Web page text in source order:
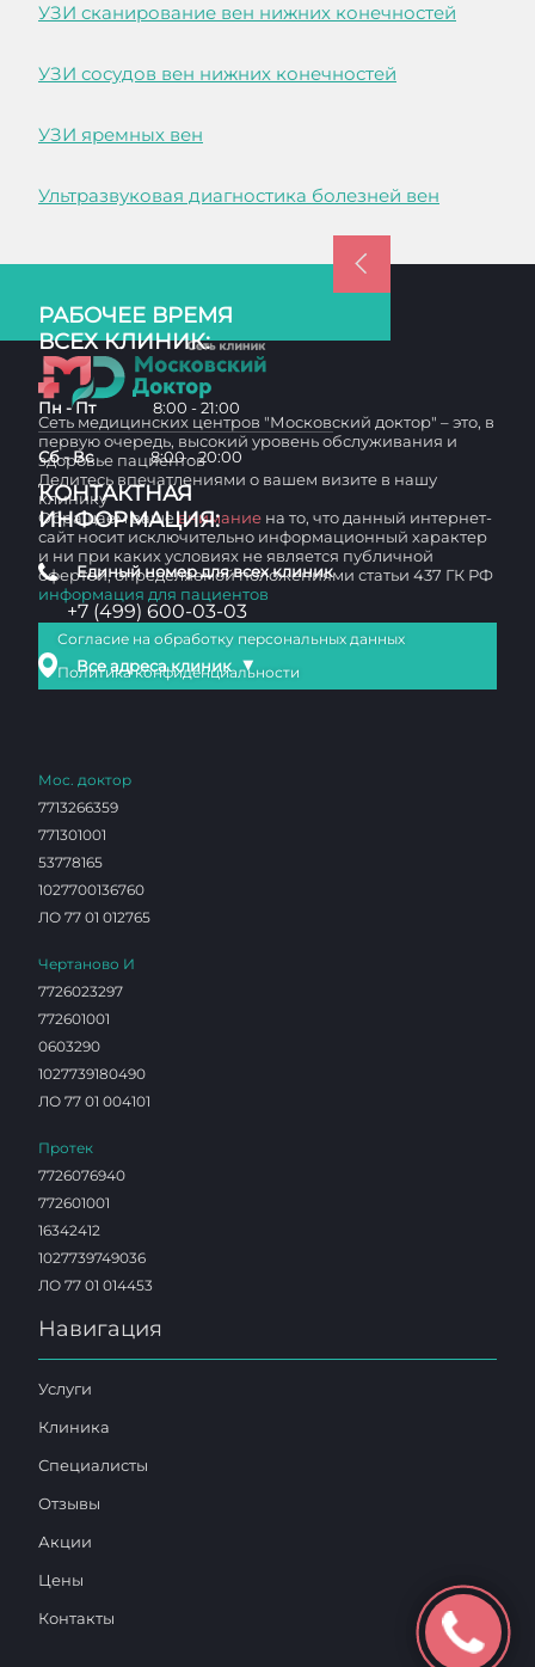
УЗИ сканирование вен нижних конечностей
УЗИ сосудов вен нижних конечностей
УЗИ яремных вен
Ультразвуковая диагностика болезней вен
РАБОЧЕЕ ВРЕМЯ
ВСЕХ КЛИНИК:
Пн - Пт 8:00 - 21:00
Сб - Вс 8:00 - 20:00
КОНТАКТНАЯ
ИНФОРМАЦИЯ:
Единый номер для всех клиник
+7 (499) 600-03-03
Все адреса клиник ▼
Сеть медицинских центров "Московский доктор" – это, в
первую очередь, высокий уровень обслуживания и
здоровье пациентов
Делитесь впечатлениями о вашем визите в нашу
клинику
Обращаем вашевнимание на то, что данный интернет-
сайт носит исключительно информационный характер
и ни при каких условиях не является публичной
офертой, определяемой положениями статьи 437 ГК РФ
информация для пациентов
Согласие на обработку персональных данных
Политика конфиденциальности
Мос. доктор
7713266359
771301001
53778165
1027700136760
ЛО 77 01 012765
Чертаново И
7726023297
772601001
0603290
1027739180490
ЛО 77 01 004101
Протек
7726076940
772601001
16342412
1027739749036
ЛО 77 01 014453
Навигация
Услуги
Клиника
Специалисты
Отзывы
Акции
Цены
Контакты